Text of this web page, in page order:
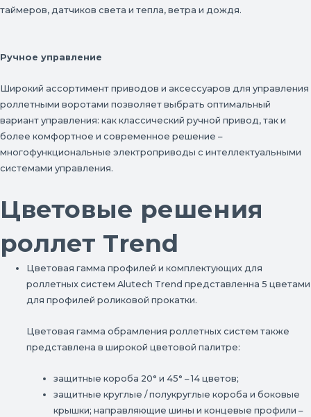
таймеров, датчиков света и тепла, ветра и дождя.
Ручное управление
Широкий ассортимент приводов и аксессуаров для управления
роллетными воротами позволяет выбрать оптимальный
вариант управления: как классический ручной привод, так и
более комфортное и современное решение –
многофункциональные электроприводы с интеллектуальными
системами управления.
Цветовые решения
роллет Trend
Цветовая гамма профилей и комплектующих для
роллетных систем Alutech Trend представленна 5 цветами
для профилей роликовой прокатки.
Цветовая гамма обрамления роллетных систем также
представлена в широкой цветовой палитре:
защитные короба 20° и 45° – 14 цветов;
защитные круглые / полукруглые короба и боковые
крышки; направляющие шины и концевые профили –